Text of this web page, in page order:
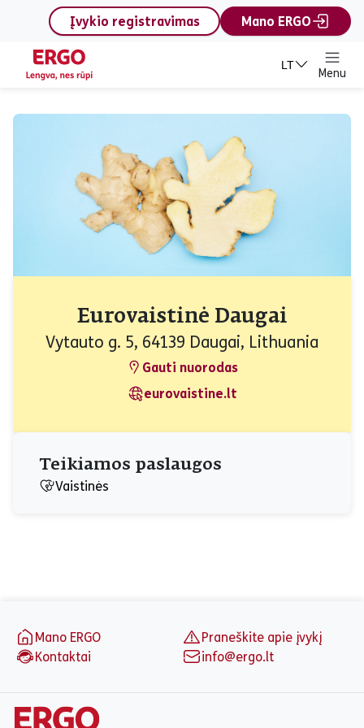
content
Įvykio registravimas
Mano ERGO
LT
Menu
Eurovaistinė Daugai
Vytauto g. 5, 64139 Daugai, Lithuania
Gauti nuorodas
eurovaistine.lt
Teikiamos paslaugos
Vaistinės
Mano ERGO
Praneškite apie įvykį
Kontaktai
info@ergo.lt